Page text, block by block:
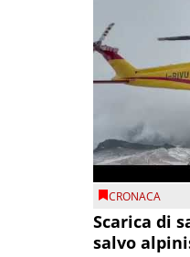
CRONACA
Scarica di
salvo